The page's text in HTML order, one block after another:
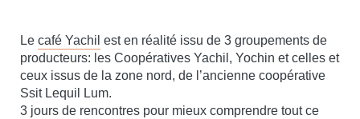
Le café Yachil est en réalité issu de 3 groupements de
producteurs: les Coopératives Yachil, Yochin et celles et
ceux issus de la zone nord, de l’ancienne coopérative
Ssit Lequil Lum.
3 jours de rencontres pour mieux comprendre tout ce